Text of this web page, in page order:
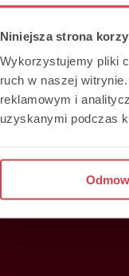
Niniejsza strona
Wykorzystujemy pliki
ruch w naszej
reklamowym i
uzyskanymi podczas